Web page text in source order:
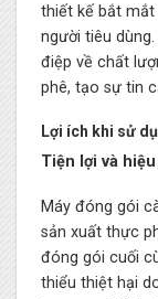
thiết kế bắt
người tiêu
điệp về chất
phê, tạo sự tin
Lợi ích khi sử
Tiện lợi và
Máy đóng gói
sản xuất thực
đóng gói cuối
thiểu thiệt hại